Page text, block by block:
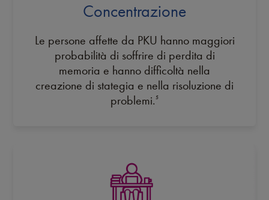
Concentrazione
Le persone affette da PKU hanno maggiori
probabilità di soffrire di perdita di
memoria e hanno difficoltà nella
creazione di stategia e nella risoluzione di
problemi. 5